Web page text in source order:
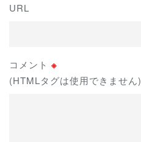
URL
コメント ※
(HTMLタグは使用できません)